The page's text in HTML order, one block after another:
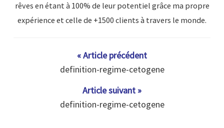
rêves en étant à 100% de leur potentiel grâce ma propre
expérience et celle de +1500 clients à travers le monde.
« Article précédent
definition-regime-cetogene
Article suivant »
definition-regime-cetogene